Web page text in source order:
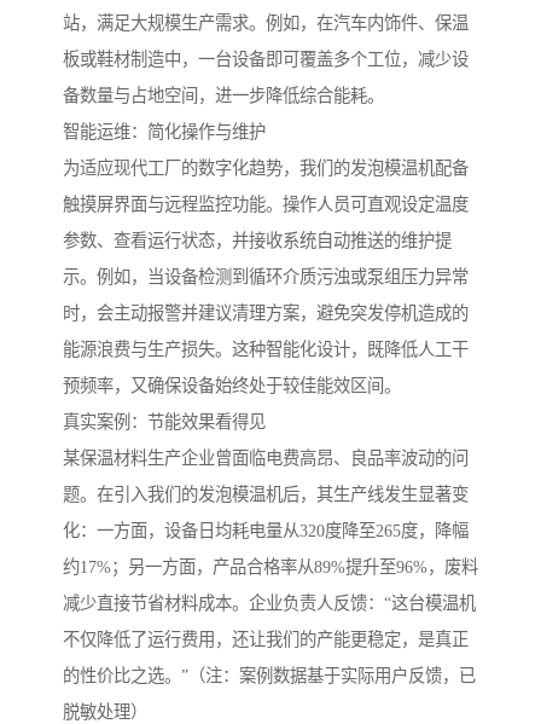
站，满足大规模生产需求。例如，在汽车内饰件、保温
板或鞋材制造中，一台设备即可覆盖多个工位，减少设
备数量与占地空间，进一步降低综合能耗。
智能运维：简化操作与维护
为适应现代工厂的数字化趋势，我们的发泡模温机配备
触摸屏界面与远程监控功能。操作人员可直观设定温度
参数、查看运行状态，并接收系统自动推送的维护提
示。例如，当设备检测到循环介质污浊或泵组压力异常
时，会主动报警并建议清理方案，避免突发停机造成的
能源浪费与生产损失。这种智能化设计，既降低人工干
预频率，又确保设备始终处于较佳能效区间。
真实案例：节能效果看得见
某保温材料生产企业曾面临电费高昂、良品率波动的问
题。在引入我们的发泡模温机后，其生产线发生显著变
化：一方面，设备日均耗电量从320度降至265度，降幅
约17%；另一方面，产品合格率从89%提升至96%，废料
减少直接节省材料成本。企业负责人反馈：“这台模温机
不仅降低了运行费用，还让我们的产能更稳定，是真正
的性价比之选。”（注：案例数据基于实际用户反馈，已
脱敏处理）